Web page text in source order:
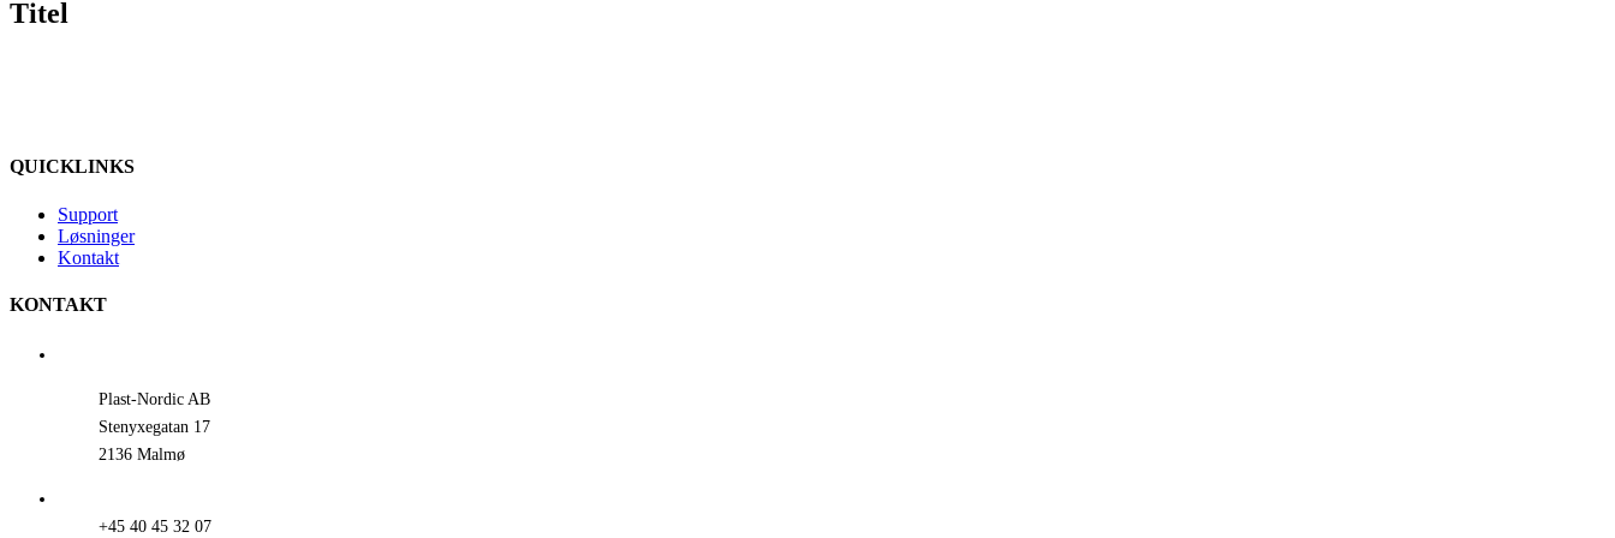
view
Titel
QUICKLINKS
Support
Løsninger
Kontakt
KONTAKT
Plast-Nordic AB
Stenyxegatan 17
2136 Malmø
+45 40 45 32 07